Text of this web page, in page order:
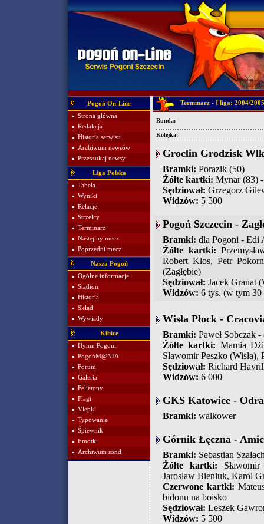
Pogoń On-Line
Strona główna
Redakcja
Historia serwisu
Archiwum newsów
Przeszukaj newsy
Liga Polska
Tabela
Wyniki
Relacje
Strzelcy
Terminarz
Następny mecz
Poprzedni mecz
Nasza Pogoń
Ogólne informacje
Stadion
Historia
Skład
Wywiady
Kibice
Hymn Pogoni
PogońM@NIA
Forum
Galeria
Felietony
Flagi
Vlepki
Typowanie
Śpiewnik
Emotki
Archiwum sond
Terminarz - I liga: 2004/2005
Runda:
Kolejka:
Groclin Grodzisk
Bramki: Porazik (50)
Żółte kartki: Mynar (83)
Sędziował: Grzegorz
Widzów: 5 500
Pogoń Szczecin -
Bramki: dla Pogoni - Edi
Żółte kartki:
Robert Kłos, Petr
(Zagłębie)
Sędziował: Jacek Granat
Widzów: 6 tys. (w tym
Wisła Płock -
Bramki: Paweł Sobczak
Żółte kartki: Mamia
Sławomir Peszko
Sędziował: Richard
Widzów: 6 000
GKS Katowice -
Bramki: walkower
Górnik Łęczna -
Bramki: Sebastian
Żółte kartki:
Jarosław Bieniuk, Karol
Czerwone kartki:
bidonu na boisko
Sędziował: Leszek
Widzów: 5 500